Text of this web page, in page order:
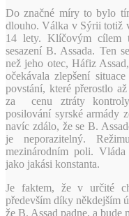
Do značné míry to bylo
dlouho. Válka v Sýrii totiž
14 lety. Klíčovým cílem
sesazení B. Assada. Ten
než jeho otec, Háfiz
očekávala zlepšení
povstání, které přerostlo
za cenu ztráty
posilování syrské armády
navíc zdálo, že se B.
je neporazitelný.
mezinárodním poli.
jako jakási konstanta.
Je faktem, že v určité
především díky někdejším
že B. Assad padne, a bude